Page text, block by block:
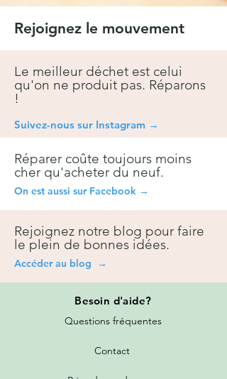
Rejoignez le mouvement
Le meilleur déchet est celui
qu'on ne produit pas. Réparons
!
Suivez-nous sur Instagram →
Réparer coûte toujours moins
cher qu'acheter du neuf.
On est aussi sur Facebook →
Rejoignez notre blog pour faire
le plein de bonnes idées.
Accéder au blog →
Besoin d'aide?
Questions fréquentes
Contact